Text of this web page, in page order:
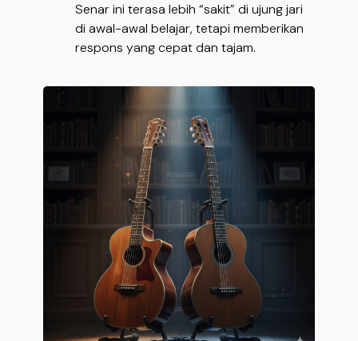
Senar ini terasa lebih “sakit” di ujung jari
di awal-awal belajar, tetapi memberikan
respons yang cepat dan tajam.